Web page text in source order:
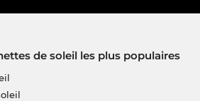
de soleil les plus populaires